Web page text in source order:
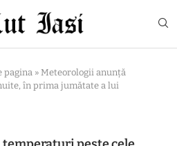
pagina » Meteorologii anunţă
în prima jumătate a lui